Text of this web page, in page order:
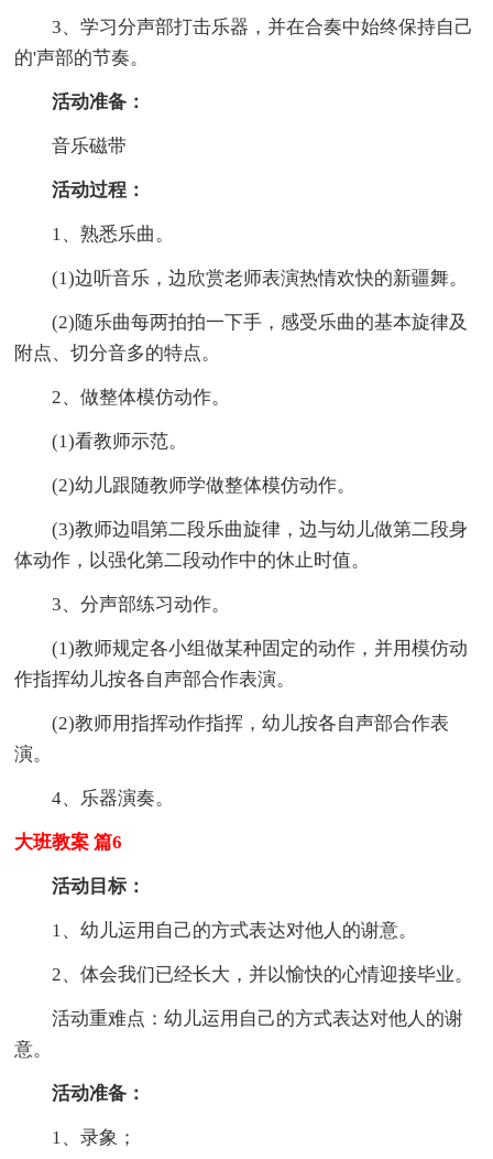
3、学习分声部打击乐器，并在合奏中始终保持自己
的'声部的节奏。
活动准备：
音乐磁带
活动过程：
1、熟悉乐曲。
(1)边听音乐，边欣赏老师表演热情欢快的新疆舞。
(2)随乐曲每两拍拍一下手，感受乐曲的基本旋律及
附点、切分音多的特点。
2、做整体模仿动作。
(1)看教师示范。
(2)幼儿跟随教师学做整体模仿动作。
(3)教师边唱第二段乐曲旋律，边与幼儿做第二段身
体动作，以强化第二段动作中的休止时值。
3、分声部练习动作。
(1)教师规定各小组做某种固定的动作，并用模仿动
作指挥幼儿按各自声部合作表演。
(2)教师用指挥动作指挥，幼儿按各自声部合作表
演。
4、乐器演奏。
大班教案 篇6
活动目标：
1、幼儿运用自己的方式表达对他人的谢意。
2、体会我们已经长大，并以愉快的心情迎接毕业。
活动重难点：幼儿运用自己的方式表达对他人的谢
意。
活动准备：
1、录象；